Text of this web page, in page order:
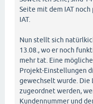
Seite mit dem IAT
IAT.
Nun stellt sich
13.08., wo er noch
mehr tat. Eine
Projekt-Einstellungen
gewechselt wurde. Die
zugeordnet werden,
Kundennummer und